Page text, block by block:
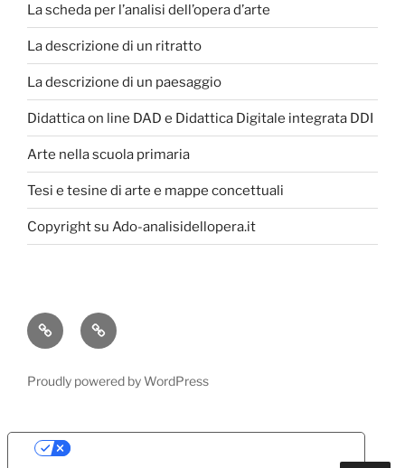
La scheda per l’analisi dell’opera d’arte
La descrizione di un ritratto
La descrizione di un paesaggio
Didattica on line DAD e Didattica Digitale integrata DDI
Arte nella scuola primaria
Tesi e tesine di arte e mappe concettuali
Copyright su Ado-analisidellopera.it
Privacy
Policy
Cookie
Poicy
Proudly powered by WordPress
Le tue preferenze relative alla privacy